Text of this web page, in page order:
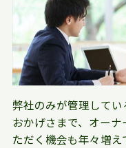
弊社のみが管理してい
おかげさまで、オー
ただく機会も年々増